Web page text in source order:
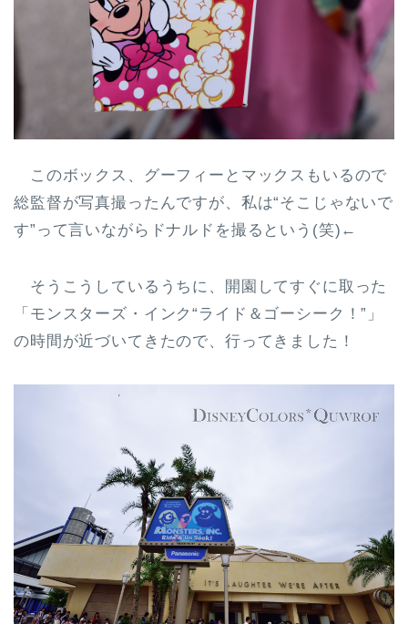
このボックス、グーフィーとマックスもいるので
総監督が写真撮ったんですが、私は“そこじゃないで
す”って言いながらドナルドを撮るという(笑)←
そうこうしているうちに、開園してすぐに取った
「モンスターズ・インク“ライド＆ゴーシーク！”」
の時間が近づいてきたので、行ってきました！